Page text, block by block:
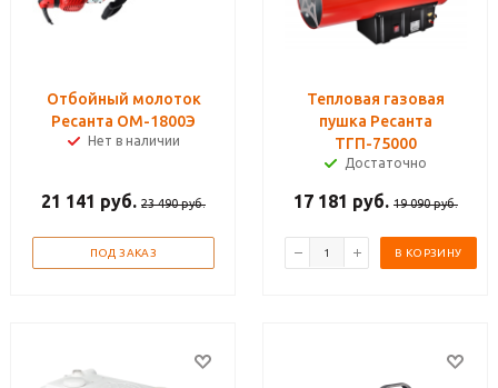
Отбойный молоток
Ресанта ОМ-1800Э
Нет в наличии
21 141 руб. 23 490руб.
ПОД ЗАКАЗ
Тепловая газовая
пушка Ресанта
ТГП-75000
Достаточно
17 181 руб. 19 090руб.
В КОРЗИНУ